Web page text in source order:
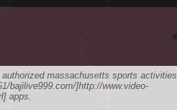
massachusetts sports activities
bajilive999.com/]http://www.video-
apps.